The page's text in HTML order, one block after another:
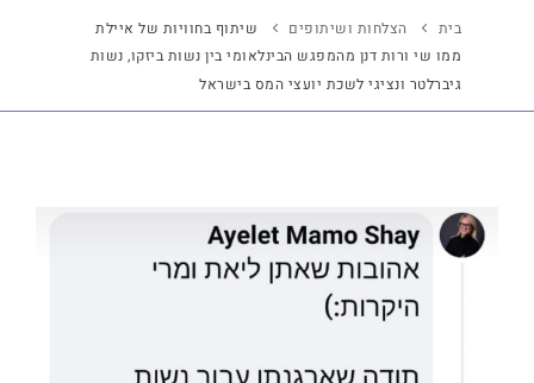
לומדים עם BIZCO
בית הצלחות ושיתופים
שיתוף בחוויות של איילת
ממו שי ורות דנן מהמפגש הבינלאומי בין נשות ביזקו, נשות
גיברלטר ונציגי לשכת יועצי המס בישראל